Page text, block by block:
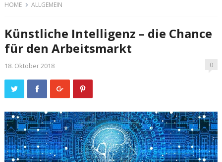
HOME ALLGEMEIN
Künstliche Intelligenz – die Chance
für den Arbeitsmarkt
18. Oktober 2018 0